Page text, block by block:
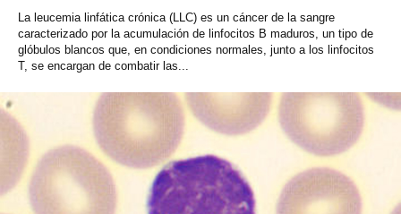
La leucemia linfática crónica (LLC) es un cáncer de la sangre
caracterizado por la acumulación de linfocitos B maduros, un tipo de
glóbulos blancos que, en condiciones normales, junto a los linfocitos
T, se encargan de combatir las...